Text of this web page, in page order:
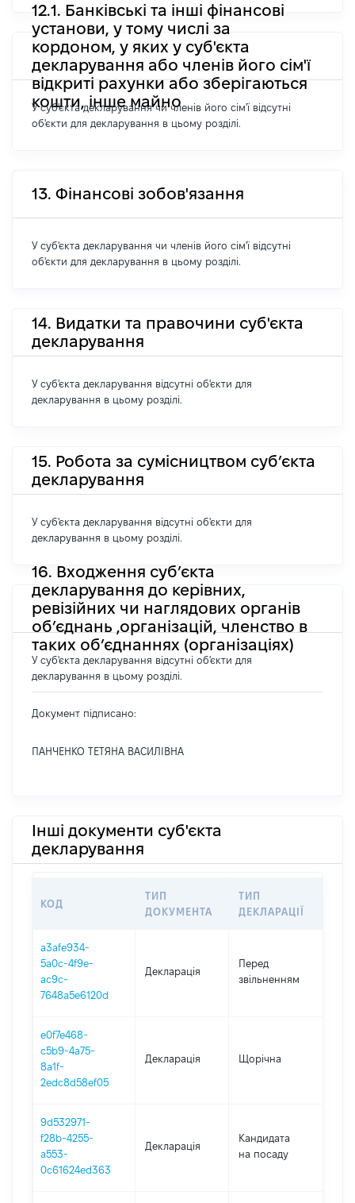
12.1. Банківські та інші фінансові
установи, у тому числі за
кордоном, у яких у суб'єкта
декларування або членів його сім'ї
відкриті рахунки або зберігаються
кошти, інше майно
У суб'єкта декларування чи членів його сім'ї відсутні
об'єкти для декларування в цьому розділі.
13. Фінансові зобов'язання
У суб'єкта декларування чи членів його сім'ї відсутні
об'єкти для декларування в цьому розділі.
14. Видатки та правочини суб'єкта
декларування
У суб'єкта декларування відсутні об'єкти для
декларування в цьому розділі.
15. Робота за сумісництвом суб’єкта
декларування
У суб'єкта декларування відсутні об'єкти для
декларування в цьому розділі.
16. Входження суб’єкта
декларування до керівних,
ревізійних чи наглядових органів
об’єднань ,організацій, членство в
таких об’єднаннях (організаціях)
У суб'єкта декларування відсутні об'єкти для
декларування в цьому розділі.
Документ підписано:
ПАНЧЕНКО ТЕТЯНА ВАСИЛІВНА
Інші документи суб'єкта
декларування
КОД
ТИП
ДОКУМЕНТА
ТИП
ДЕКЛАРАЦІЇ
a3afe934-
5a0c-4f9e-
ac9c-
7648a5e6120d
Декларація
Перед
звільненням
e0f7e468-
c5b9-4a75-
8a1f-
2edc8d58ef05
Декларація Щорічна
9d532971-
f28b-4255-
a553-
0c61624ed363
Декларація
Кандидата
на посаду